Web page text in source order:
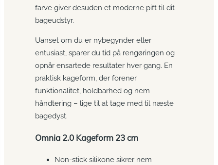
farve giver desuden et moderne pift til dit
bageudstyr.
Uanset om du er nybegynder eller
entusiast, sparer du tid på rengøringen og
opnår ensartede resultater hver gang. En
praktisk kageform, der forener
funktionalitet, holdbarhed og nem
håndtering – lige til at tage med til næste
bagedyst.
Omnia 2.0 Kageform 23 cm
Non-stick silikone sikrer nem